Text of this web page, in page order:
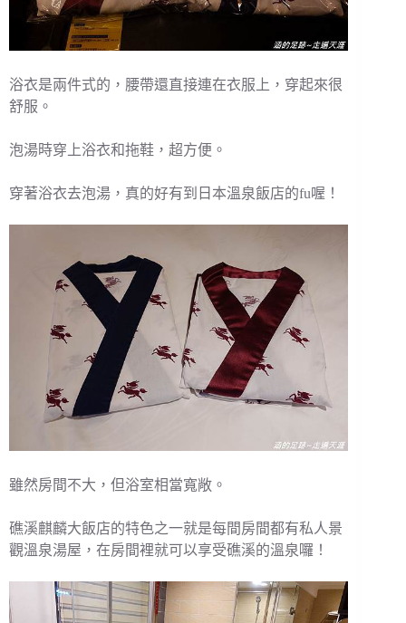
浴衣是兩件式的，腰帶還直接連在衣服上，穿起來很
舒服。
泡湯時穿上浴衣和拖鞋，超方便。
穿著浴衣去泡湯，真的好有到日本溫泉飯店的fu喔！
雖然房間不大，但浴室相當寬敞。
礁溪麒麟大飯店的特色之一就是每間房間都有私人景
觀溫泉湯屋，在房間裡就可以享受礁溪的溫泉囉！